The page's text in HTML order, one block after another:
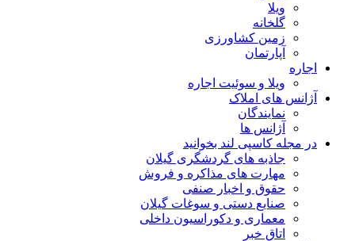
ویلا
گلخانه
زمین کشاورزی
آپارتمان
اجاره
ویلا و سوئیت اجاره
آژانس های املاک
نمایندگان
آژانس ها
در مجله کاسپی لند بخوانید
جاذبه های گردشگری گیلان
مهارت های مذاکره و فروش
حقوق و اخبار صنفی
صنایع دستی و سوغات گیلان
معماری و دکوراسیون داخلی
اتاق خبر